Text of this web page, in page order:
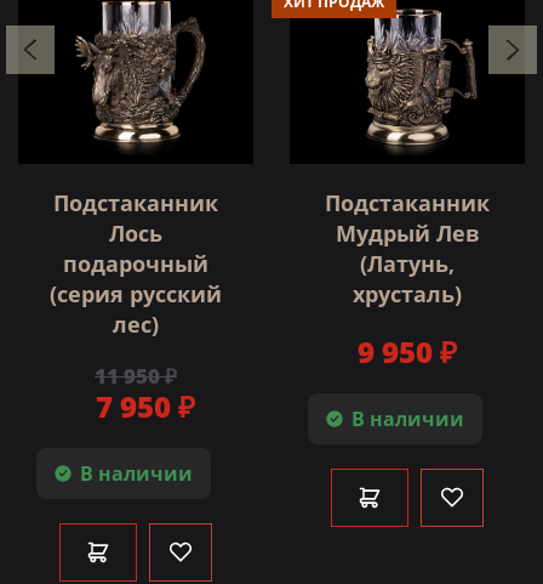
Подстаканник
Лось
подарочный
(серия русский
лес)
В наличии
11 950 ₽
7 950 ₽
Подстаканник
Мудрый Лев
(Латунь,
хрусталь)
В наличии
9 950 ₽